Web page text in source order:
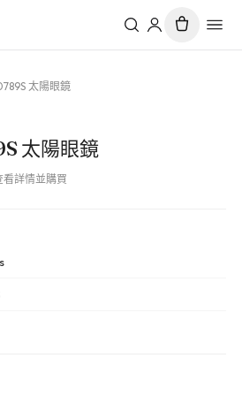
太陽眼鏡
太陽眼鏡
看詳情並購買